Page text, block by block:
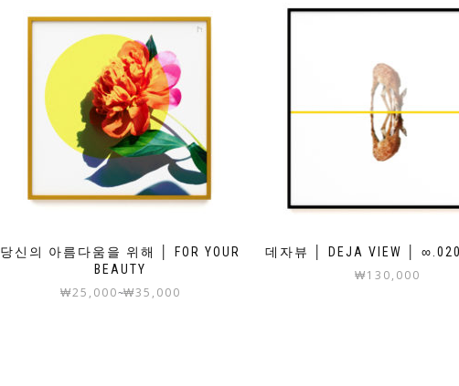
당신의 아름다움을 위해 │ FOR YOUR
BEAUTY
₩25,000~₩35,000
데자뷰 │ DEJA VIEW │
₩130,000